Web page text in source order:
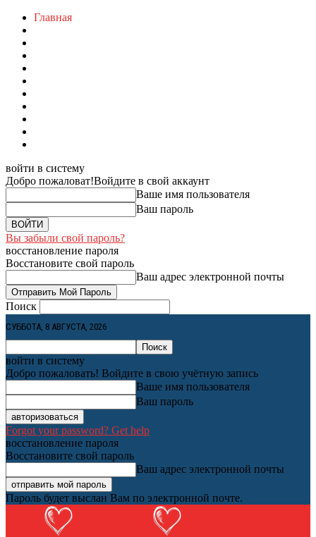
Главная
войти в систему
Добро пожаловат!Войдите в свой аккаунт
Ваше имя пользователя
Ваш пароль
Вы забыли свой пароль?
восстановление пароля
Восстановите свой пароль
Ваш адрес электронной почты
Поиск
СУББОТА, 8 АВГУСТА, 2026
войти в систему
Добро пожаловать! Войдите в свою учётную запись
Ваше имя пользователя
Ваш пароль
Forgot your password? Get help
восстановление пароля
Восстановите свой пароль
Ваш адрес электронной почты
Пароль будет выслан Вам по электронной почте.